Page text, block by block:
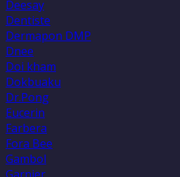
Deesay
Dentiste
Dermapon DMP
Dnee
Doi kham
Dokbuaku
Dr.Pong
Eucerin
Farbera
Fora Bee
Gambol